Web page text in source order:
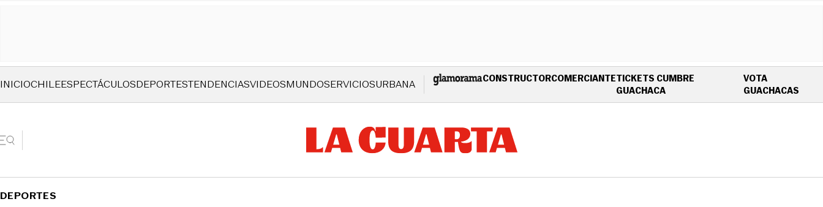
INICIOCHILEESPECTÁCULOSDEPORTESTENDENCIASVIDEOSMUNDOSERVICIOSURBANA CONSTRUCTORCOMERCIANTETICKETS CUMBRE
GUACHACAOPENS IN NEW WINDOW
VOTA
GUACHACAS
DEPORTES